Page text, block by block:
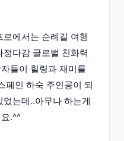
에서는 순례길 여행
다감 글로벌 친화력
들이 힐링과 재미를
페인 하숙 주인공이 되
는데..아무나 하는게
.^^